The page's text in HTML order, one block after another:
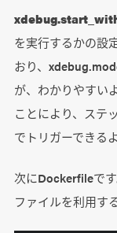
を実行するかの設
おり、
が、わかりやすい
ことにより、ステ
でトリガーできる
次にDockerfileで
ファイルを利用す